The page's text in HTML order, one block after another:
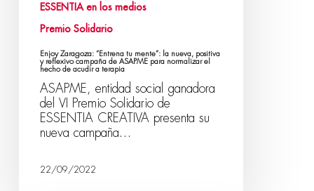
ESSENTIA en los medios
Premio Solidario
Enjoy Zaragoza: “Entrena tu mente”: la nueva, positiva
y reflexivo campaña de ASAPME para normalizar el
hecho de acudir a terapia
ASAPME, entidad social ganadora
del VI Premio Solidario de
ESSENTIA CREATIVA presenta su
nueva campaña…
22/09/2022